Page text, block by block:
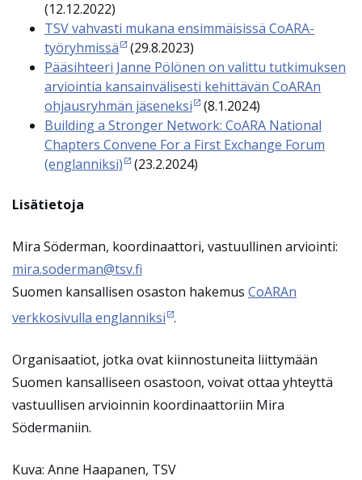
(12.12.2022)
TSV vahvasti mukana ensimmäisissä CoARA-
työryhmissä
(29.8.2023)
Pääsihteeri Janne Pölönen on valittu tutkimuksen
arviointia kansainvälisesti kehittävän CoARAn
ohjausryhmän jäseneksi
(8.1.2024)
Building a Stronger Network: CoARA National
Chapters Convene For a First Exchange Forum
(englanniksi)
(23.2.2024)
Lisätietoja
Mira Söderman, koordinaattori, vastuullinen arviointi:
mira.soderman@tsv.fi
Suomen kansallisen osaston hakemus CoARAn
verkkosivulla englanniksi .
Organisaatiot, jotka ovat kiinnostuneita liittymään
Suomen kansalliseen osastoon, voivat ottaa yhteyttä
vastuullisen arvioinnin koordinaattoriin Mira
Södermaniin.
Kuva: Anne Haapanen, TSV